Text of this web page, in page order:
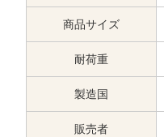
商品サイズ
耐荷重
製造国
販売者